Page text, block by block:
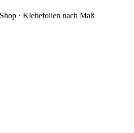
· Klebefolien nach Maß